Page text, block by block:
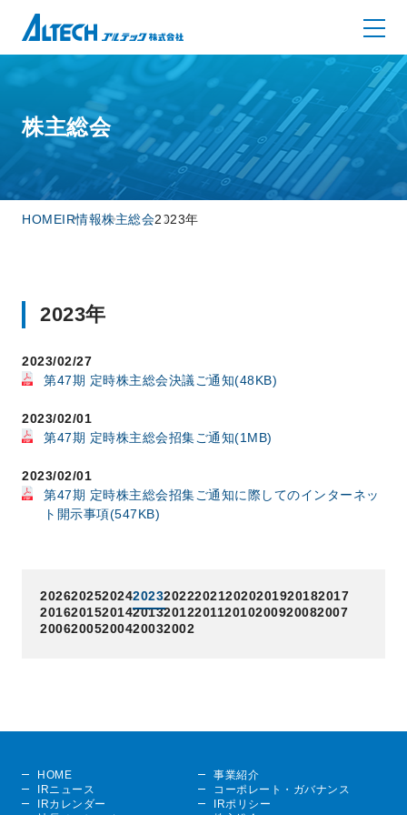
株主総会
HOMEIR情報株主総会2023年
2023年
2023/02/27
第47期 定時株主総会決議ご通知(48KB)
2023/02/01
第47期 定時株主総会招集ご通知(1MB)
2023/02/01
第47期 定時株主総会招集ご通知に際してのインターネッ
ト開示事項(547KB)
2026202520242023202220212020201920182017
2016201520142013201220112010200920082007
20062005200420032002
HOME
IRニュース
IRカレンダー
事業紹介
コーポレート・ガバナンス
IRポリシー